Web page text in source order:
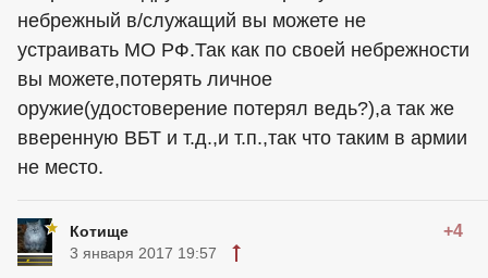
небрежный в/служащий вы можете не
устраивать МО РФ.Так как по своей небрежности
вы можете,потерять личное
оружие(удостоверение потерял ведь?),а так же
вверенную ВБТ и т.д.,и т.п.,так что таким в армии
не место.
Котище +4
3 января 2017 19:57